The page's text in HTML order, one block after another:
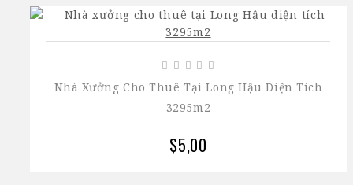
Nhà Xưởng Cho Thuê Tại Long Hậu Diện Tích
3295m2
$5,00